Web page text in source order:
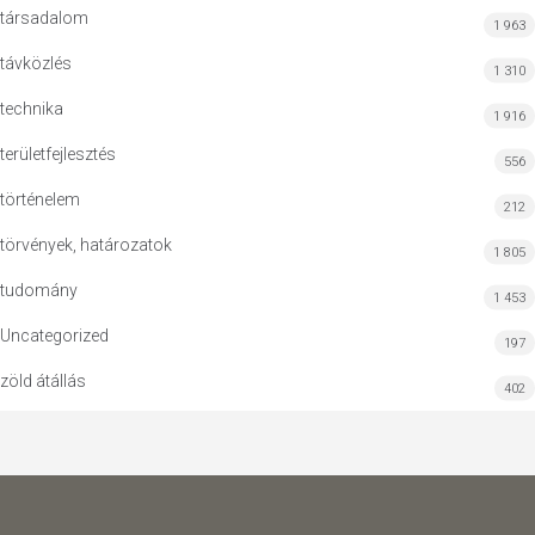
társadalom 1 963
távközlés 1 310
technika 1 916
területfejlesztés 556
történelem 212
törvények, határozatok 1 805
tudomány 1 453
Uncategorized 197
zöld átállás 402